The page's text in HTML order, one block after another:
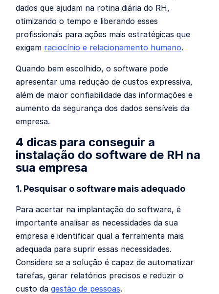
dados que ajudam na rotina diária do RH,
otimizando o tempo e liberando esses
profissionais para ações mais estratégicas que
exigem raciocínio e relacionamento humano.
Quando bem escolhido, o software pode
apresentar uma redução de custos expressiva,
além de maior confiabilidade das informações e
aumento da segurança dos dados sensíveis da
empresa.
4 dicas para conseguir a
instalação do software de RH na
sua empresa
1. Pesquisar o software mais adequado
Para acertar na implantação do software, é
importante analisar as necessidades da sua
empresa e identificar qual a ferramenta mais
adequada para suprir essas necessidades.
Considere se a solução é capaz de automatizar
tarefas, gerar relatórios precisos e reduzir o
custo da gestão de pessoas.